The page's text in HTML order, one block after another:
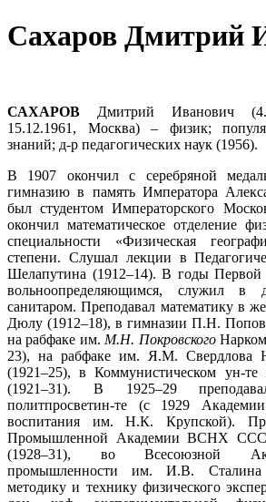
Сахаров Дмитрий
САХАРОВ Дмитрий Иванович
15.12.1961, Москва) – физик;
знаний; д-р педагогических наук (1956).
В 1907 окончил с серебряной
гимназию в память Императора
был студентом Императорского
окончил математическое отделение
специальности «Физическая
степени. Слушал лекции в
Шелапутина (1912–14). В годы
вольноопределяющимся, служил в
санитаром. Преподавал математику в
Дюлу (1912–18), в гимназии П.Н.
на рабфаке им. М.Н. Покровского
23), на рабфаке им. Я.М. Свердлова
(1921–25), в Коммунистическом ун-
(1921–31). В 1925–29
политпросветин-те (с 1929 Академии
воспитания им. Н.К. Крупской).
Промышленной Академии ВСНХ
(1928–31), во Всесоюзной
промышленности им. И.В. Сталина
методику и технику физического